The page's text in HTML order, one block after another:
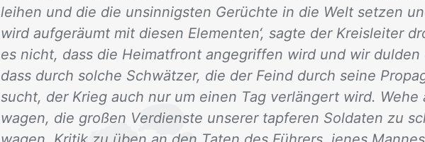
leihen und die die unsinnigsten Gerüchte in die Welt setzen
wird aufgeräumt mit diesen Elementen‘, sagte der Kreisleiter
es nicht, dass die Heimatfront angegriffen wird und wir
dass durch solche Schwätzer, die der Feind durch seine
sucht, der Krieg auch nur um einen Tag verlängert wird. Wehe
wagen, die großen Verdienste unserer tapferen Soldaten zu